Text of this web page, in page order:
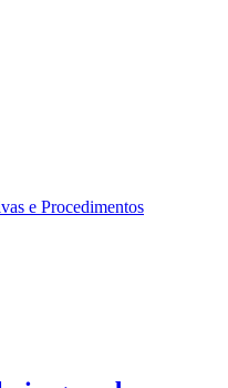
e Procedimentos